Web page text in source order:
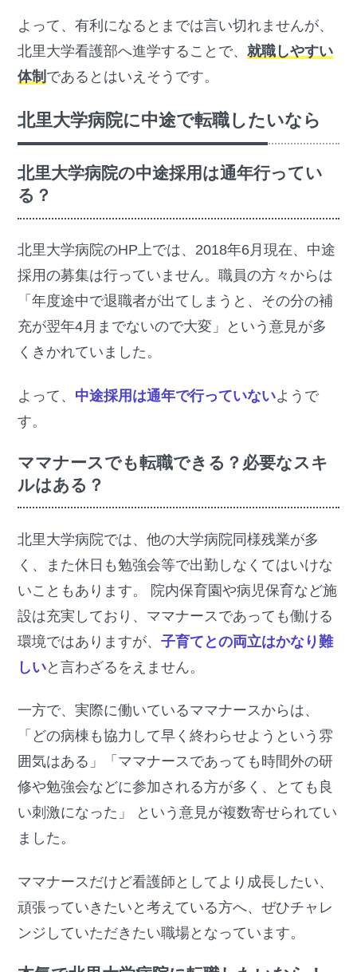
よって、有利になるとまでは言い切れませんが、
北里大学看護部へ進学することで、就職しやすい
体制 であるとはいえそうです。
北里大学病院に中途で転職したいなら
北里大学病院の中途採用は通年行ってい
る？
北里大学病院のHP上では、2018年6月現在、中途
採用の募集は行っていません。職員の方々からは
「年度途中で退職者が出てしまうと、その分の補
充が翌年4月までないので大変」という意見が多
くきかれていました。
よって、 中途採用は通年で行っていないようで
す。
ママナースでも転職できる？必要なスキ
ルはある？
北里大学病院では、他の大学病院同様残業が多
く、また休日も勉強会等で出勤しなくてはいけな
いこともあります。 院内保育園や病児保育など施
設は充実しており、ママナースであっても働ける
環境ではありますが、子育てとの両立はかなり難
しいと言わざるをえません。
一方で、実際に働いているママナースからは、
「どの病棟も協力して早く終わらせようという雰
囲気はある」「ママナースであっても時間外の研
修や勉強会などに参加される方が多く、とても良
い刺激になった」 という意見が複数寄せられてい
ました。
ママナースだけど看護師としてより成長したい、
頑張っていきたいと考えている方へ、ぜひチャレ
ンジしていただきたい職場となっています。